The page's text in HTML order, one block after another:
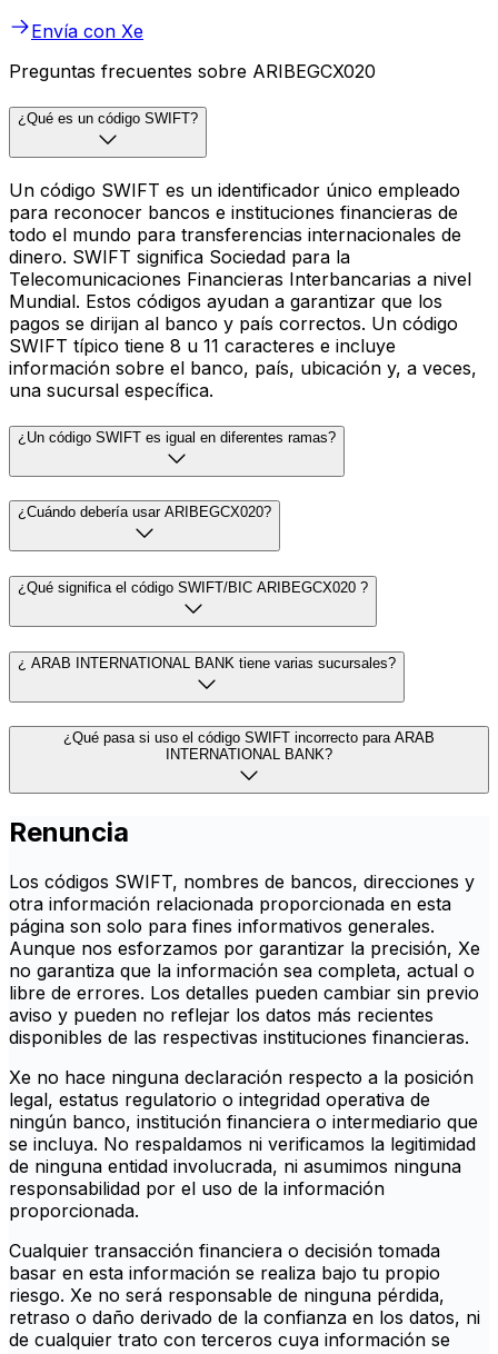
Envía con Xe
Preguntas frecuentes sobre ARIBEGCX020
¿Qué es un código SWIFT?
Un código SWIFT es un identificador único empleado
para reconocer bancos e instituciones financieras de
todo el mundo para transferencias internacionales de
dinero. SWIFT significa Sociedad para la
Telecomunicaciones Financieras Interbancarias a nivel
Mundial. Estos códigos ayudan a garantizar que los
pagos se dirijan al banco y país correctos. Un código
SWIFT típico tiene 8 u 11 caracteres e incluye
información sobre el banco, país, ubicación y, a veces,
una sucursal específica.
¿Un código SWIFT es igual en diferentes ramas?
¿Cuándo debería usar ARIBEGCX020?
¿Qué significa el código SWIFT/BIC ARIBEGCX020 ?
¿ ARAB INTERNATIONAL BANK tiene varias sucursales?
¿Qué pasa si uso el código SWIFT incorrecto para ARAB
INTERNATIONAL BANK?
Renuncia
Los códigos SWIFT, nombres de bancos, direcciones y
otra información relacionada proporcionada en esta
página son solo para fines informativos generales.
Aunque nos esforzamos por garantizar la precisión, Xe
no garantiza que la información sea completa, actual o
libre de errores. Los detalles pueden cambiar sin previo
aviso y pueden no reflejar los datos más recientes
disponibles de las respectivas instituciones financieras.
Xe no hace ninguna declaración respecto a la posición
legal, estatus regulatorio o integridad operativa de
ningún banco, institución financiera o intermediario que
se incluya. No respaldamos ni verificamos la legitimidad
de ninguna entidad involucrada, ni asumimos ninguna
responsabilidad por el uso de la información
proporcionada.
Cualquier transacción financiera o decisión tomada
basar en esta información se realiza bajo tu propio
riesgo. Xe no será responsable de ninguna pérdida,
retraso o daño derivado de la confianza en los datos, ni
de cualquier trato con terceros cuya información se